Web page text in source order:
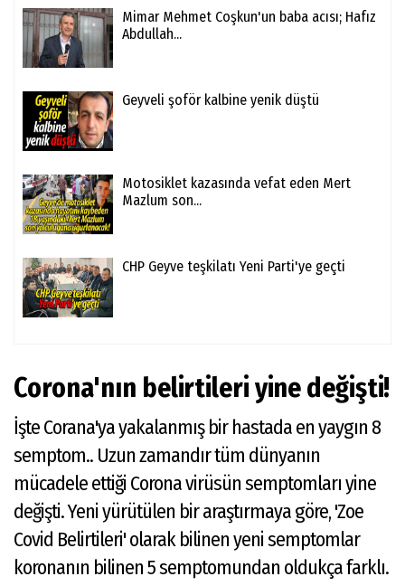
Mimar Mehmet Coşkun'un baba acısı; Hafız
Abdullah...
Geyveli şoför kalbine yenik düştü
Motosiklet kazasında vefat eden Mert
Mazlum son...
CHP Geyve teşkilatı Yeni Parti'ye geçti
Corona'nın belirtileri yine değişti!
İşte Corana'ya yakalanmış bir hastada en yaygın 8
semptom.. Uzun zamandır tüm dünyanın
mücadele ettiği Corona virüsün semptomları yine
değişti. Yeni yürütülen bir araştırmaya göre, 'Zoe
Covid Belirtileri' olarak bilinen yeni semptomlar
koronanın bilinen 5 semptomundan oldukça farklı.